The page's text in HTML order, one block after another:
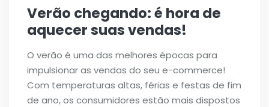
Verão chegando: é hora de
aquecer suas vendas!
O verão é uma das melhores épocas para
impulsionar as vendas do seu e-commerce!
Com temperaturas altas, férias e festas de fim
de ano, os consumidores estão mais dispostos